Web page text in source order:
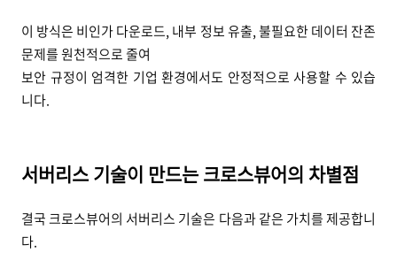
이 방식은 비인가 다운로드, 내부 정보 유출, 불필요한 데이터 잔존
문제를 원천적으로 줄여
보안 규정이 엄격한 기업 환경에서도 안정적으로 사용할 수 있습
니다.
서버리스 기술이 만드는 크로스뷰어의 차별점
결국 크로스뷰어의 서버리스 기술은 다음과 같은 가치를 제공합니
다.